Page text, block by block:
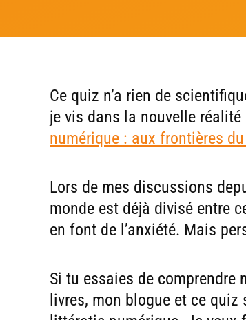
Ce quiz n’a rien de
je vis dans la nouvelle réalité
numérique : aux frontières
Lors de mes discussions
monde est déjà divisé entre
en font de l’anxiété. Mais
Si tu essaies de comprendre
livres, mon blogue et ce